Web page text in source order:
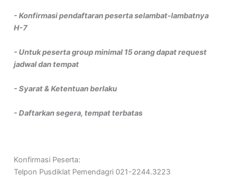
- Konfirmasi pendaftaran peserta selambat-lambatnya
H-7
- Untuk peserta group minimal 15 orang dapat request
jadwal dan tempat
- Syarat & Ketentuan berlaku
- Daftarkan segera, tempat terbatas
Konfirmasi Peserta:
Telpon Pusdiklat Pemendagri 021-2244.3223